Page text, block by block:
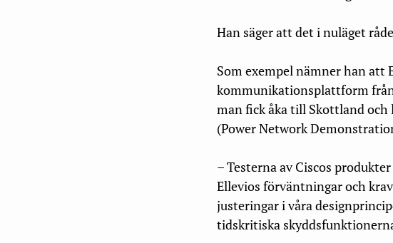
Han säger att det i nuläget
Som exempel nämner han att
kommunikationsplattform från
man fick åka till Skottland
(Power Network
– Testerna av Ciscos
Ellevios förväntningar och
justeringar i våra
tidskritiska